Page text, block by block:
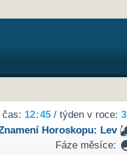
čas: 12:45/ týden v roce:
Horoskopu: Lev
Fáze měsíce: